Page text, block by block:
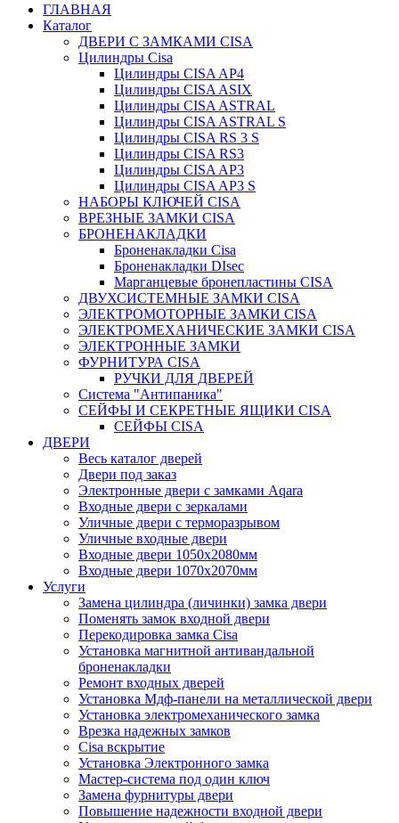
ГЛАВНАЯ
Каталог
ДВЕРИ С ЗАМКАМИ CISA
Цилиндры Сisa
Цилиндры CISA AP4
Цилиндры CISA ASIX
Цилиндры CISA ASTRAL
Цилиндры CISA ASTRAL S
Цилиндры CISA RS 3 S
Цилиндры CISA RS3
Цилиндры CISA AP3
Цилиндры CISA AP3 S
НАБОРЫ КЛЮЧЕЙ CISA
ВРЕЗНЫЕ ЗАМКИ CISA
БРОНЕНАКЛАДКИ
Броненакладки Сisa
Броненакладки DIsec
Марганцевые бронепластины CISA
ДВУХСИСТЕМНЫЕ ЗАМКИ CISA
ЭЛЕКТРОМОТОРНЫЕ ЗАМКИ CISA
ЭЛЕКТРОМЕХАНИЧЕСКИЕ ЗАМКИ CISA
ЭЛЕКТРОННЫЕ ЗАМКИ
ФУРНИТУРА CISA
РУЧКИ ДЛЯ ДВЕРЕЙ
Система "Антипаника"
СЕЙФЫ И СЕКРЕТНЫЕ ЯЩИКИ CISA
СЕЙФЫ CISA
ДВЕРИ
Весь каталог дверей
Двери под заказ
Электронные двери с замками Aqara
Входные двери с зеркалами
Уличные двери с терморазрывом
Уличные входные двери
Входные двери 1050х2080мм
Входные двери 1070х2070мм
Услуги
Замена цилиндра (личинки) замка двери
Поменять замок входной двери
Перекодировка замка Cisa
Установка магнитной антивандальной
броненакладки
Ремонт входных дверей
Установка Мдф-панели на металлической двери
Установка электромеханического замка
Врезка надежных замков
Сisa вскрытие
Установка Электронного замка
Мастер-система под один ключ
Замена фурнитуры двери
Повышение надежности входной двери